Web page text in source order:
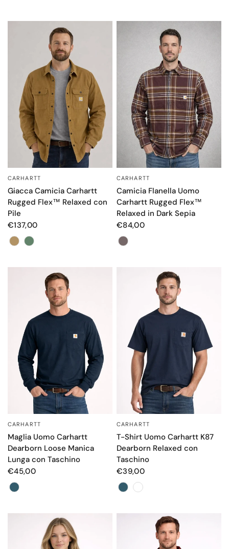
OCCHIATA VELOCE
CARHARTT
Giacca Camicia Carhartt
Rugged Flex™ Relaxed con
Pile
€137,00
Color
OCCHIATA VELOCE
CARHARTT
Camicia Flanella Uomo
Carhartt Rugged Flex™
Relaxed in Dark Sepia
€84,00
Color
OCCHIATA VELOCE
CARHARTT
Maglia Uomo Carhartt
Dearborn Loose Manica
Lunga con Taschino
€45,00
Color
OCCHIATA VELOCE
CARHARTT
T-Shirt Uomo Carhartt K87
Dearborn Relaxed con
Taschino
€39,00
Color